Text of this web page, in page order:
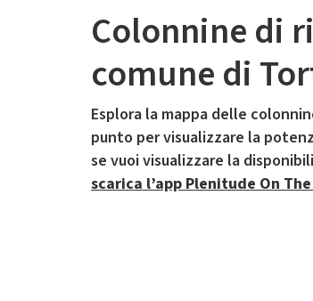
Colonnine di
comune di
Esplora la mappa delle
punto per visualizzare la
se vuoi visualizzare la
scarica l’app Plenitude On